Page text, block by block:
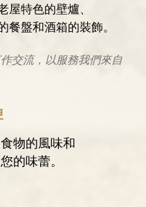
特色的壁爐、
盤和酒箱的裝飾。
交流，​以服務我們來自
物的風味和
的味蕾。